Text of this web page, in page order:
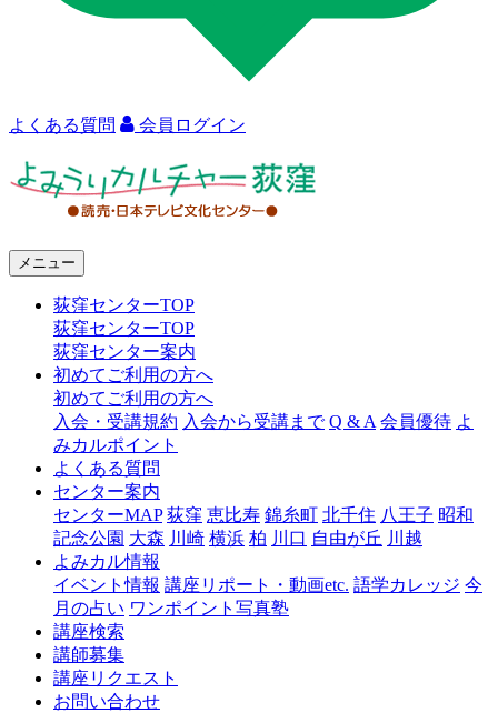
よくある質問 会員ログイン
ャ
窪
メニュー
荻窪センターTOP
荻窪センターTOP
荻窪センター案内
初めてご利用の方へ
初めてご利用の方へ
入会・受講規約 入会から受講まで Q & A 会員優待 よ
みカルポイント
よくある質問
センター案内
センターMAP 荻窪 恵比寿 錦糸町 北千住 八王子 昭和
記念公園 大森 川崎 横浜 柏 川口 自由が丘 川越
よみカル情報
イベント情報 講座リポート・動画etc. 語学カレッジ 今
月の占い ワンポイント写真塾
講座検索
講師募集
講座リクエスト
お問い合わせ